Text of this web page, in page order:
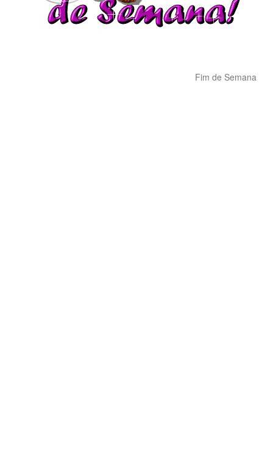
Fim de Semana